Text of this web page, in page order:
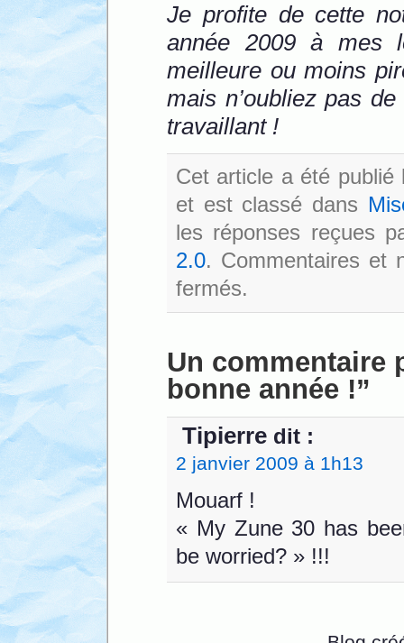
Je profite de cette
année 2009 à mes
meilleure ou moins
mais n’oubliez pas
travaillant !
Cet article a été publié
et est classé dans
les réponses reçues
2.0. Commentaires et
fermés.
Un commentaire
bonne année !”
Tipierre dit :
2 janvier 2009 à 1h13
Mouarf !
« My Zune 30 has
be worried? » !!!